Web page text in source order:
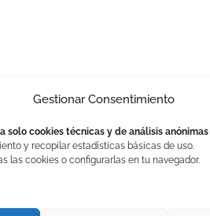
Gestionar Consentimiento
solo cookies técnicas y de análisis anónimas
y recopilar estadísticas básicas de uso.
las cookies o configurarlas en tu navegador.